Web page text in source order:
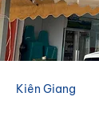
Kiên Giang